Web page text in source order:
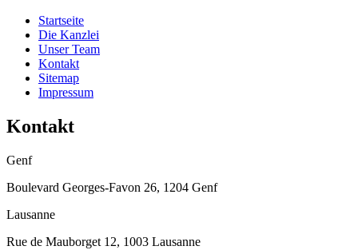
Startseite
Die Kanzlei
Unser Team
Kontakt
Sitemap
Impressum
Kontakt
Genf
Boulevard Georges-Favon 26, 1204 Genf
Lausanne
Rue de Mauborget 12, 1003 Lausanne